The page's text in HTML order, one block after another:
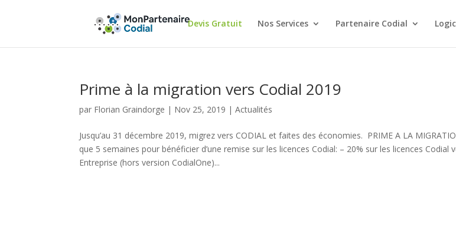
Devis Gratuit Nos Services Partenaire Codial
Prime à la migration vers Codial 2019
par Florian Graindorge | Nov 25, 2019 |Actualités
Jusqu’au 31 décembre 2019, migrez vers CODIAL et faites des économies. PRIME A LA
que 5 semaines pour bénéficier d’une remise sur les licences Codial: – 20% sur les licences Codial
Entreprise (hors version CodialOne)...